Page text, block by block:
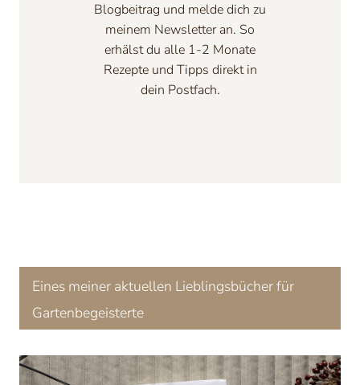
Blogbeitrag und melde dich zu
meinem Newsletter an. So
erhälst du alle 1-2 Monate
Rezepte und Tipps direkt in
dein Postfach.
Eines meiner aktuellen Lieblingsbücher für
Gartenbegeisterte